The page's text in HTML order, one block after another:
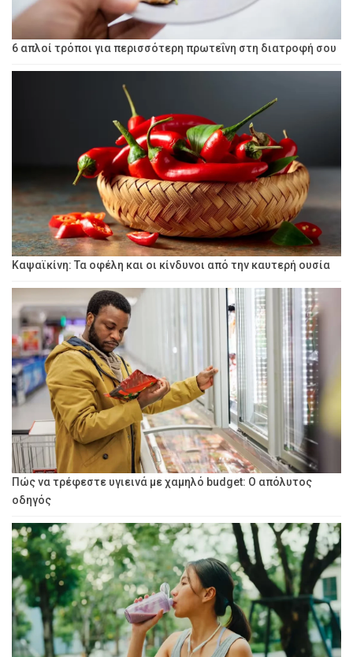
6 απλοί τρόποι για περισσότερη πρωτεΐνη στη διατροφή σου
Καψαϊκίνη: Τα οφέλη και οι κίνδυνοι από την καυτερή ουσία
Πώς να τρέφεστε υγιεινά με χαμηλό budget: Ο απόλυτος
οδηγός